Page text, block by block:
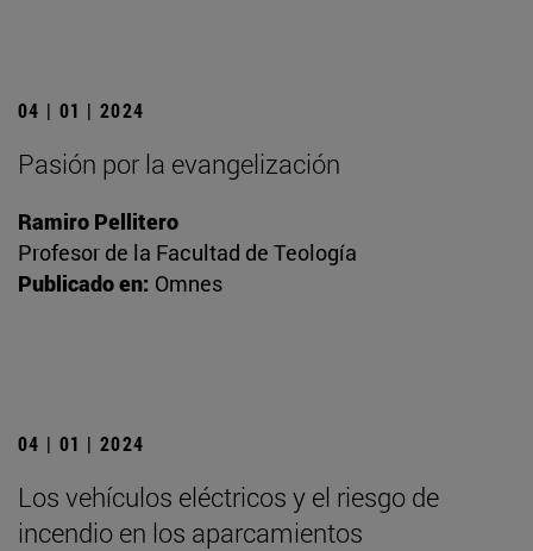
04 | 01 | 2024
Pasión por la evangelización
Ramiro Pellitero
Profesor de la Facultad de Teología
Publicado en: Omnes
04 | 01 | 2024
Los vehículos eléctricos y el riesgo de
incendio en los aparcamientos